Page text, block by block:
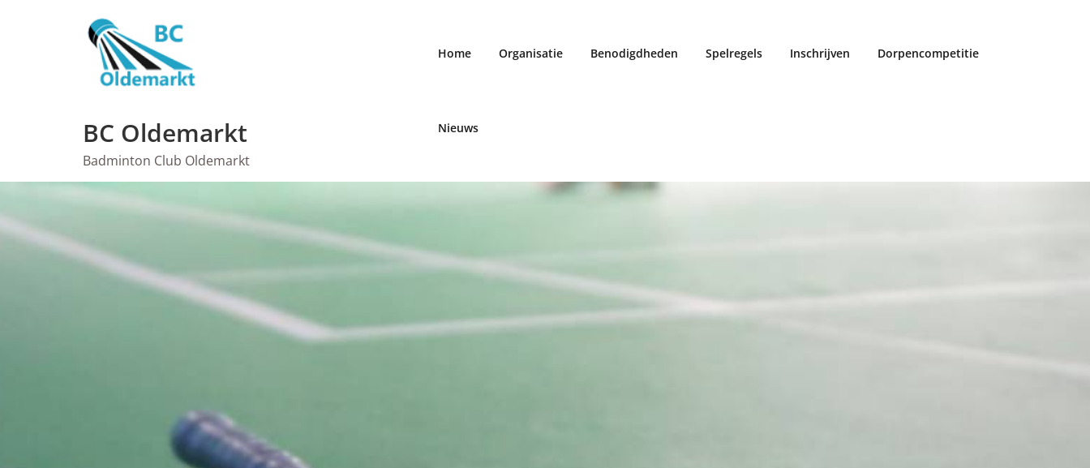
BC Oldemarkt
Badminton Club Oldemarkt
Home Organisatie Benodigdheden Spelregels Inschrijven Dorpencompetitie
Nieuws